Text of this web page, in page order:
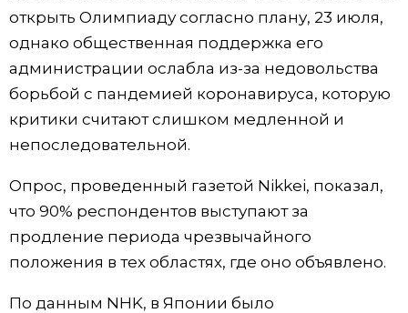
открыть Олимпиаду согласно плану, 23 июля,
однако общественная поддержка его
администрации ослабла из-за недовольства
борьбой с пандемией коронавируса, которую
критики считают слишком медленной и
непоследовательной.
Опрос, проведенный газетой Nikkei, показал,
что 90% респондентов выступают за
продление периода чрезвычайного
положения в тех областях, где оно объявлено.
По данным NHK, в Японии было